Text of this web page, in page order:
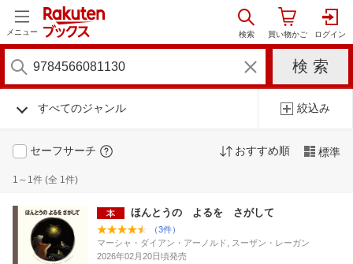
メニュー
すべてのジャンル 絞込み
セーフサーチ おすすめ順 標準
1～1件 (全 1件)
ほんとうの よるを さがして
（3件）
マーシャ・ダイアン・アーノルド, スーザン・レーガン
2026年02月20日頃発売